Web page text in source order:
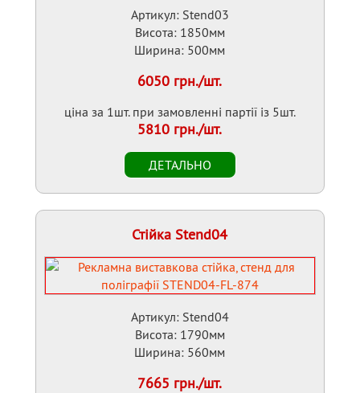
Артикул: Stend03
Висота: 1850мм
Ширина: 500мм
6050 грн./шт.
ціна за 1шт. при замовленні партії із 5шт.
5810 грн./шт.
Стійка Stend04
Артикул: Stend04
Висота: 1790мм
Ширина: 560мм
7665 грн./шт.